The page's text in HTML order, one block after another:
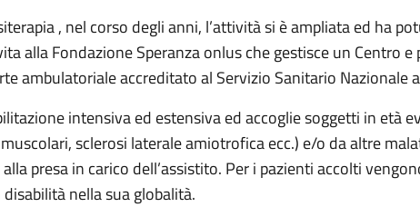
, nel corso degli anni, l’attività si è ampliata ed ha
alla Fondazione Speranza onlus che gestisce un Centro
ambulatoriale accreditato al Servizio Sanitario Nazionale
intensiva ed estensiva ed accoglie soggetti in età
sclerosi laterale amiotrofica ecc.) e/o da altre
presa in carico dell’assistito. Per i pazienti accolti
nella sua globalità.